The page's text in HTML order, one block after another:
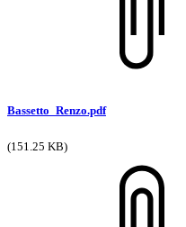
Bassetto_Renzo.pdf
(151.25 KB)